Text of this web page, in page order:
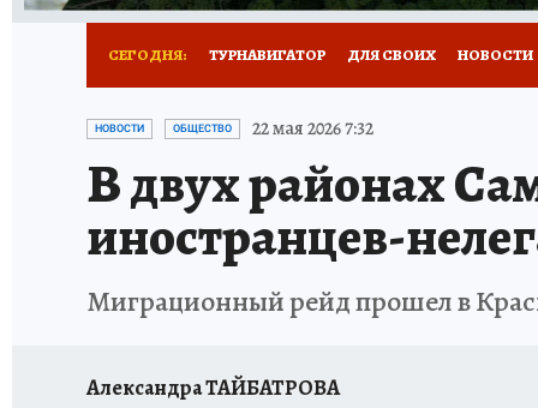
СЕГОДНЯ: ТУРНАВИГАТОР ДЛЯ СВОИХ НОВОСТИ
НАДЕЖНЫЕ РАБОТОДАТЕЛИ
НОВЫЙ ГОД В САМАРЕ КП В МАХ
КУЙБЫШЕВ - ФРОНТУ ИТОГИ ГОДА-2024
ЗАПОВЕДНАЯ РОССИЯ СЧАСТЬЕ В СЕМЬЕ
НОВОСТИ ОБЩЕСТВО 22 мая 2026 7:32
В двух районах
иностранцев-
Миграционный рейд прошел в
Александра ТАЙБАТРОВА